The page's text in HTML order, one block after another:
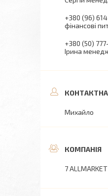
+380 (96)
фінансові
+380 (50)
Ірина
Михайло
7